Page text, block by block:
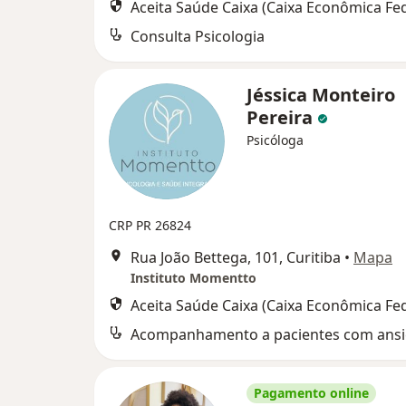
Aceita Saúde Caixa (Caixa Econômica
Consulta Psicologia
Jéssica Monteiro
Pereira
Psicóloga
CRP PR 26824
Rua João Bettega, 101, Curitiba • Mapa
Instituto Momentto
Aceita Saúde Caixa (Caixa Econômica
Acompanhamento a pacientes com
Pagamento online